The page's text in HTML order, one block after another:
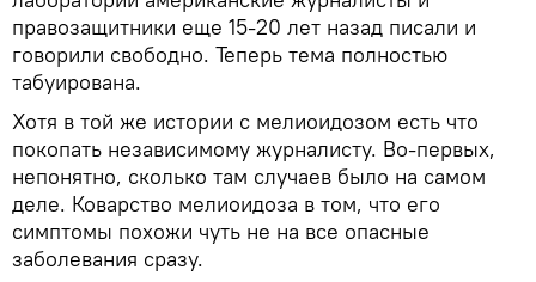
правозащитники еще 15-20 лет назад писали и
говорили свободно. Теперь тема полностью
табуирована.
Хотя в той же истории с мелиоидозом есть что
покопать независимому журналисту. Во-первых,
непонятно, сколько там случаев было на самом
деле. Коварство мелиоидоза в том, что его
симптомы похожи чуть не на все опасные
заболевания сразу.